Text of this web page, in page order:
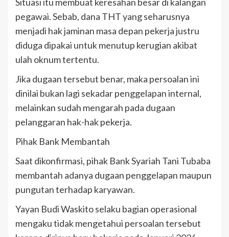
pegawai. Sebab, dana THT yang seharusnya
menjadi hak jaminan masa depan pekerja justru
diduga dipakai untuk menutup kerugian akibat
ulah oknum tertentu.
Jika dugaan tersebut benar, maka persoalan ini
dinilai bukan lagi sekadar penggelapan internal,
melainkan sudah mengarah pada dugaan
pelanggaran hak-hak pekerja.
Pihak Bank Membantah
Saat dikonfirmasi, pihak Bank Syariah Tani Tubaba
membantah adanya dugaan penggelapan maupun
pungutan terhadap karyawan.
Yayan Budi Waskito selaku bagian operasional
mengaku tidak mengetahui persoalan tersebut